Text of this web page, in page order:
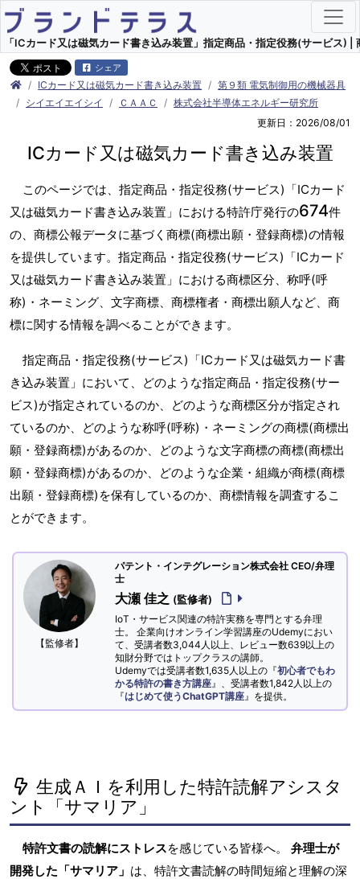
「ICカード又は磁気カード書き込み装置」指定商品・指定役務(サービス) |
シェア
ICカード又は磁気カード書き込み装置
第９類 電気制御用の機械器具
シイエイエイシイ
ＣＡＡＣ
株式会社半導体エネルギー研究所
更新日：2026/08/01
ICカード又は磁気カード書き込み装置
このページでは、指定商品・指定役務(サービス)「ICカード
又は磁気カード書き込み装置」における特許庁発行の674件
の、商標公報データに基づく商標(商標出願・登録商標)の情報
を提供しています。指定商品・指定役務(サービス)「ICカード
又は磁気カード書き込み装置」における商標区分、称呼(呼
称)・ネーミング、文字商標、商標権者・商標出願人など、商
標に関する情報を調べることができます。
指定商品・指定役務(サービス)「ICカード又は磁気カード書
き込み装置」において、どのような指定商品・指定役務(サー
ビス)が指定されているのか、どのような商標区分が指定され
ているのか、どのような称呼(呼称)・ネーミングの商標(商標出
願・登録商標)があるのか、どのような文字商標の商標(商標出
願・登録商標)があるのか、どのような企業・組織が商標(商標
出願・登録商標)を保有しているのか、商標情報を調査するこ
とができます。
【監修者】
パテント・インテグレーション株式会社 CEO/弁理
士
大瀬 佳之 (監修者)
IoT・サービス関連の特許実務を専門とする弁理
士。 企業向けオンライン学習講座のUdemyにおい
て、受講者数3,044人以上、レビュー数639以上の
知財分野ではトップクラスの講師。
Udemyでは受講者数1,635人以上の『初心者でもわ
かる特許の書き方講座 』、受講者数1,842人以上の
『はじめて使うChatGPT講座 』を提供。
生成ＡＩを利用した特許読解アシスタ
ント「サマリア」
特許文書の読解にストレスを感じている皆様へ。 弁理士が
開発した「サマリア」 は、特許文書読解の時間短縮と理解の深